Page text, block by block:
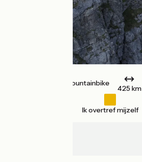
Mountainbike
425 km
Ik overtref mijzelf